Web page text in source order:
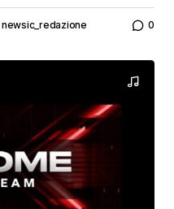
newsic_redazione 0